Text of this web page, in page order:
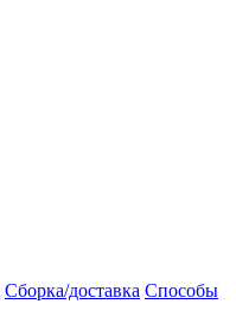
Сборка/доставка Способы